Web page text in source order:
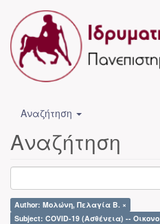
Αναζήτηση
Αναζήτηση
Author: Μολώνη, Πελαγία Β. ×
Subject: COVID-19 (Ασθένεια) --